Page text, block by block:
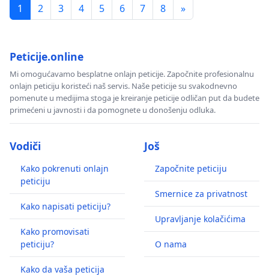
1
2 3 4 5 6 7 8 »
Peticije.online
Mi omogućavamo besplatne onlajn peticije. Započnite profesionalnu
onlajn peticiju koristeći naš servis. Naše peticije su svakodnevno
pomenute u medijima stoga je kreiranje peticije odličan put da budete
primećeni u javnosti i da pomognete u donošenju odluka.
Vodiči
Kako pokrenuti onlajn
peticiju
Kako napisati peticiju?
Kako promovisati
peticiju?
Kako da vaša peticija
Još
Započnite peticiju
Smernice za privatnost
Upravljanje kolačićima
O nama